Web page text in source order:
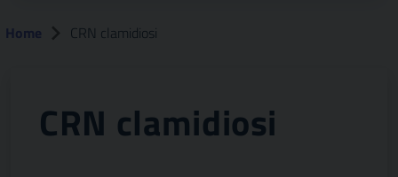
Home CRN clamidiosi
CRN clamidiosi